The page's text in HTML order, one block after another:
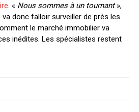
. « Nous sommes à un tournant»,
va donc falloir surveiller de près les
le marché immobilier va
inédites. Les spécialistes restent